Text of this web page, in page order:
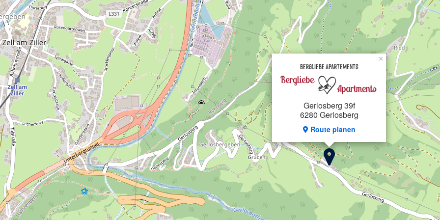
Bergliebe Apartements
Gerlosberg 39f
6280 Gerlosberg
Route planen
×